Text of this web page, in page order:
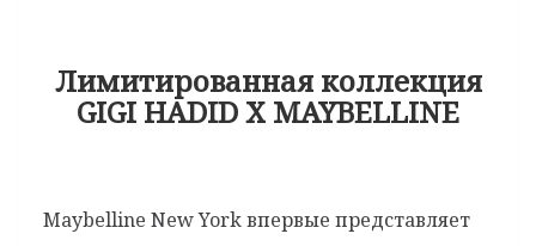
Лимитированная коллекция
GIGI HADID X MAYBELLINE
Maybelline New York впервые представляет